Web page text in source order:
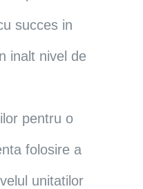
succes in
inalt nivel de
pentru o
folosire a
unitatilor